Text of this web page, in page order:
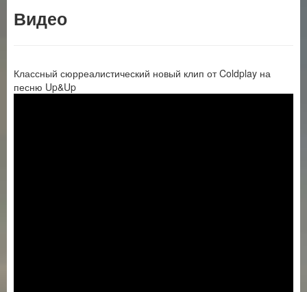
Видео
Классный сюрреалистический новый клип от Coldplay на
песню Up&Up